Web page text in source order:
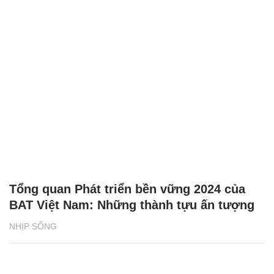
NHỊP SỐNG
Tổng quan Phát triển bền vững 2024 của
BAT Việt Nam: Những thành tựu ấn tượng